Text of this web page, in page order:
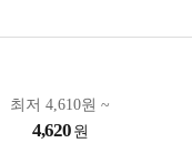
최저 4,610원 ~
4,620 원